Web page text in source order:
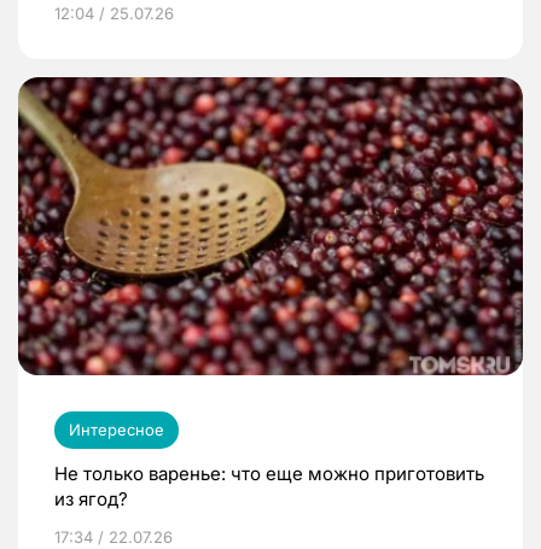
12:04 / 25.07.26
Интересное
Не только варенье: что еще можно приготовить
из ягод?
17:34 / 22.07.26